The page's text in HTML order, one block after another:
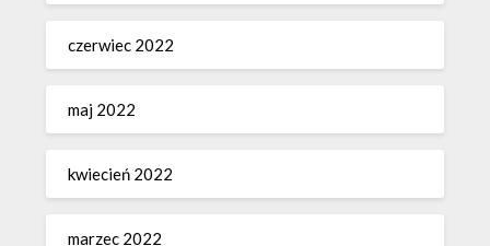
czerwiec 2022
maj 2022
kwiecień 2022
marzec 2022